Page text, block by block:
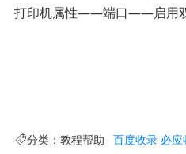
打印机属性——端口——启用双
分类： 教程帮助 百度收录 必应